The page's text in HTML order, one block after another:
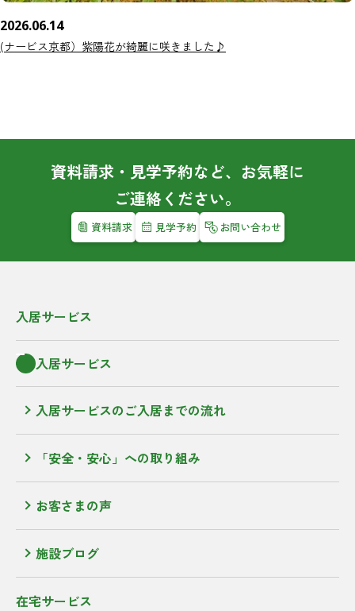
2026.06.14
(ナービス京都）紫陽花が綺麗に咲きました♪
資料請求・見学予約など、お気軽に
ご連絡ください。
資料請求 見学予約 お問い合わせ
入居サービス
入居サービス
入居サービスのご入居までの流れ
「安全・安心」への取り組み
お客さまの声
施設ブログ
在宅サービス